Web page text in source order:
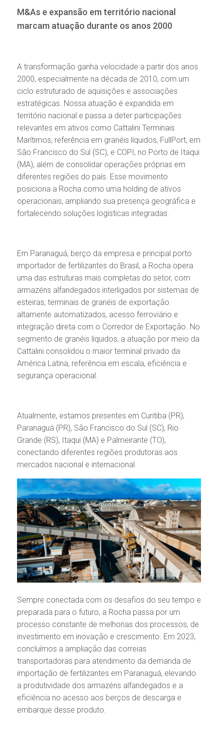
M&As e expansão em território nacional
marcam atuação durante os anos 2000
A transformação ganha velocidade a partir dos anos
2000, especialmente na década de 2010, com um
ciclo estruturado de aquisições e associações
estratégicas. Nossa atuação é expandida em
território nacional e passa a deter participações
relevantes em ativos como Cattalini Terminais
Marítimos, referência em granéis líquidos, FullPort, em
São Francisco do Sul (SC), e COPI, no Porto de Itaqui
(MA), além de consolidar operações próprias em
diferentes regiões do país. Esse movimento
posiciona a Rocha como uma holding de ativos
operacionais, ampliando sua presença geográfica e
fortalecendo soluções logísticas integradas.
Em Paranaguá, berço da empresa e principal porto
importador de fertilizantes do Brasil, a Rocha opera
uma das estruturas mais completas do setor, com
armazéns alfandegados interligados por sistemas de
esteiras, terminais de granéis de exportação
altamente automatizados, acesso ferroviário e
integração direta com o Corredor de Exportação. No
segmento de granéis líquidos, a atuação por meio da
Cattalini consolidou o maior terminal privado da
América Latina, referência em escala, eficiência e
segurança operacional.
Atualmente, estamos presentes em Curitiba (PR),
Paranaguá (PR), São Francisco do Sul (SC), Rio
Grande (RS), Itaqui (MA) e Palmeirante (TO),
conectando diferentes regiões produtoras aos
mercados nacional e internacional.
Sempre conectada com os desafios do seu tempo e
preparada para o futuro, a Rocha passa por um
processo constante de melhorias dos processos, de
investimento em inovação e crescimento. Em 2023,
concluímos a ampliação das correias
transportadoras para atendimento da demanda de
importação de fertilizantes em Paranaguá, elevando
a produtividade dos armazéns alfandegados e a
eficiência no acesso aos berços de descarga e
embarque desse produto.